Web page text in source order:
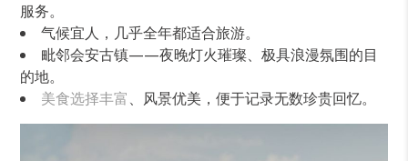
服务。
气候宜人，几乎全年都适合旅游。
毗邻会安古镇——夜晚灯火璀璨、极具浪漫氛围的目
的地。
美食选择丰富、风景优美，便于记录无数珍贵回忆。